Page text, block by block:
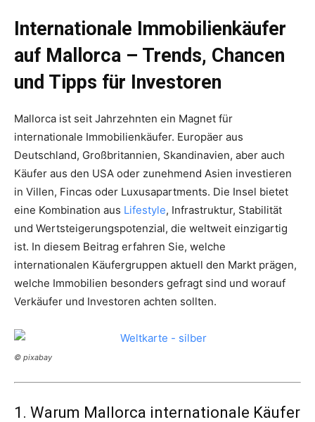
Internationale Immobilienkäufer
auf Mallorca – Trends, Chancen
und Tipps für Investoren
Mallorca ist seit Jahrzehnten ein Magnet für
internationale Immobilienkäufer. Europäer aus
Deutschland, Großbritannien, Skandinavien, aber auch
Käufer aus den USA oder zunehmend Asien investieren
in Villen, Fincas oder Luxusapartments. Die Insel bietet
eine Kombination aus Lifestyle, Infrastruktur, Stabilität
und Wertsteigerungspotenzial, die weltweit einzigartig
ist. In diesem Beitrag erfahren Sie, welche
internationalen Käufergruppen aktuell den Markt prägen,
welche Immobilien besonders gefragt sind und worauf
Verkäufer und Investoren achten sollten.
© pixabay
1. Warum Mallorca internationale Käufer